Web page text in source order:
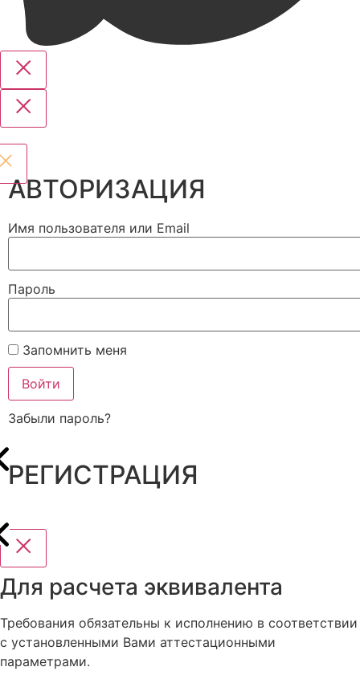
АВТОРИЗАЦИЯ
Имя пользователя или Email
Пароль
Запомнить меня
Войти
Забыли пароль?
РЕГИСТРАЦИЯ
Для расчета эквивалента
Требования обязательны к исполнению в соответствии
с установленными Вами аттестационными
параметрами.